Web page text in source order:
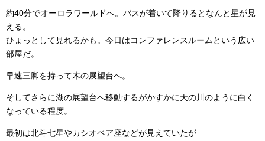
約40分でオーロラワールドへ。バスが着いて降りるとなんと星が見
える。
ひょっとして見れるかも。今日はコンファレンスルームという広い
部屋だ。
早速三脚を持って木の展望台へ。
そしてさらに湖の展望台へ移動するがかすかに天の川のように白く
なっている程度。
最初は北斗七星やカシオペア座などが見えていたが